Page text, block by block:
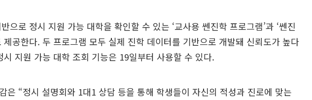
으로 정시 지원 가능 대학을 확인할 수 있는 ‘교사용 쎈진학 프로그램’과 ‘쎈진
제공한다. 두 프로그램 모두 실제 진학 데이터를 기반으로 개발돼 신뢰도가 높다
시 지원 가능 대학 조회 기능은 19일부터 사용할 수 있다.
은 “정시 설명회와 1대1 상담 등을 통해 학생들이 자신의 적성과 진로에 맞는